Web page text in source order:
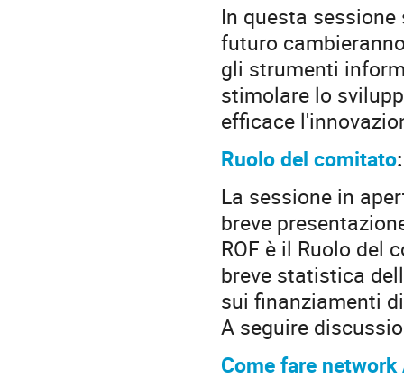
In questa
futuro
gli strumenti
stimolare lo
efficace
Ruolo del comitato
La sessione in
breve
ROF è il Ruolo del
breve statistica
sui finanziamenti
A seguire
Come fare